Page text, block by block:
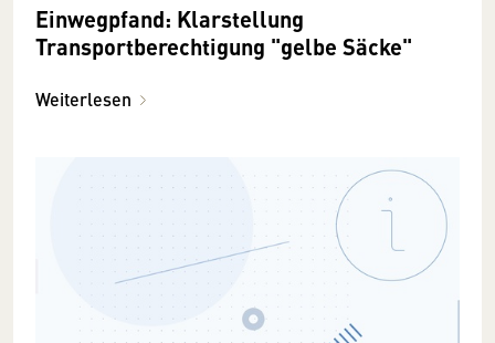
Einwegpfand: Klarstellung
Transportberechtigung "gelbe Säcke"
Weiterlesen